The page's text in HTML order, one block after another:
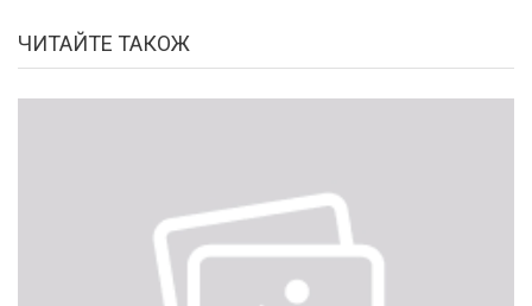
ЧИТАЙТЕ ТАКОЖ